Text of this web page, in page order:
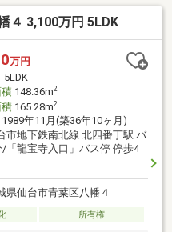
徒歩１５分 約1170m○市
290m○仙台市立通町小学
中学校 徒歩１５分 約
分 約640m○やまや通町
４ 3,100万円 5LDK
万円
5LDK
148.36m2
165.28m2
1989年11月(築36年10ヶ月)
市地下鉄南北線 北四番丁駅 バ
/「龍宝寺入口」バス停 停歩4
県仙台市青葉区八幡４
所有権